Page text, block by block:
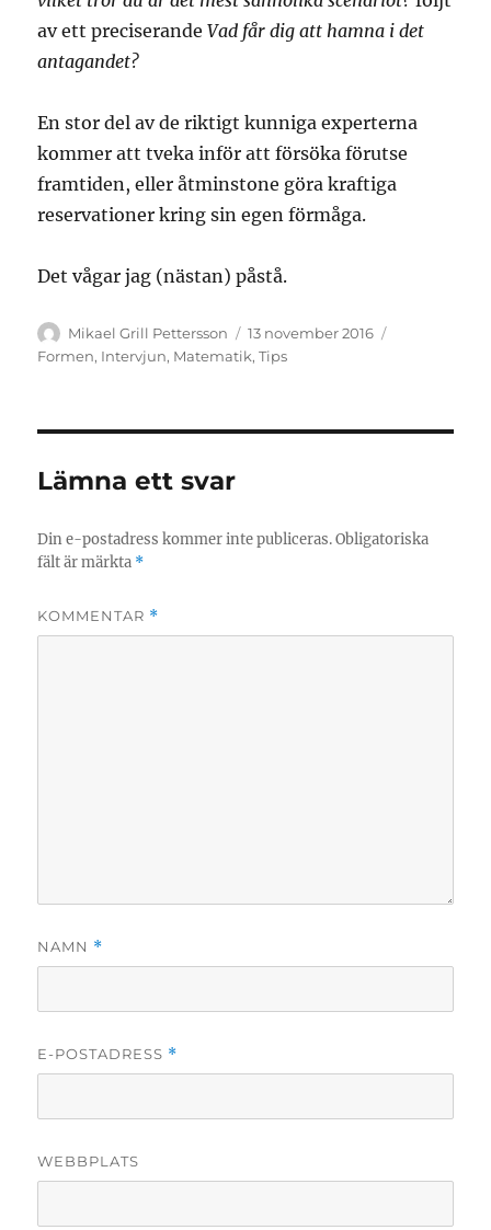
av ett preciserandeVad får dig att hamna i det
antagandet?
En stor del av de riktigt kunniga experterna
kommer att tveka inför att försöka förutse
framtiden, eller åtminstone göra kraftiga
reservationer kring sin egen förmåga.
Det vågar jag (nästan) påstå.
Författare
Mikael Grill Pettersson
Publicerat
den
13 november 2016
Formen, Intervjun, Matematik,Tips
Lämna ett svar
Din e-postadress kommer inte publiceras. Obligatoriska
fält är märkta *
KOMMENTAR *
NAMN *
E-POSTADRESS *
WEBBPLATS